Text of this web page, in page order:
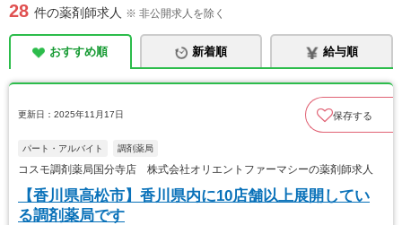
28 件の薬剤師求人 ※ 非公開求人を除く
おすすめ順 新着順 給与順
更新日：2025年11月17日 保存する
パート・アルバイト 調剤薬局
コスモ調剤薬局国分寺店 株式会社オリエントファーマシーの薬剤師求人
【香川県高松市】香川県内に10店舗以上展開してい
る調剤薬局です